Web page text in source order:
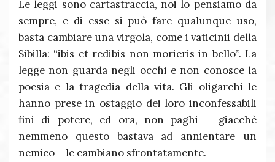
Le leggi sono cartastraccia, noi lo pensiamo da
sempre, e di esse si può fare qualunque uso,
basta cambiare una virgola, come i vaticinii della
Sibilla: “ibis et redibis non morieris in bello”. La
legge non guarda negli occhi e non conosce la
poesia e la tragedia della vita. Gli oligarchi le
hanno prese in ostaggio dei loro inconfessabili
fini di potere, ed ora, non paghi – giacchè
nemmeno questo bastava ad annientare un
nemico – le cambiano sfrontatamente.